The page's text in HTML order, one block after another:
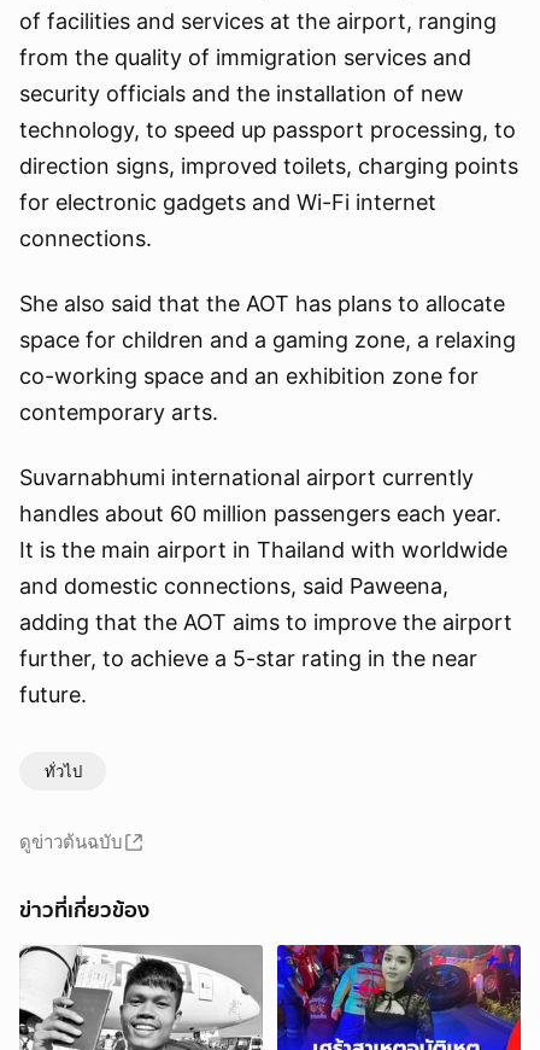
of facilities and services at the airport, ranging
from the quality of immigration services and
security officials and the installation of new
technology, to speed up passport processing, to
direction signs, improved toilets, charging points
for electronic gadgets and Wi-Fi internet
connections.
She also said that the AOT has plans to allocate
space for children and a gaming zone, a relaxing
co-working space and an exhibition zone for
contemporary arts.
Suvarnabhumi international airport currently
handles about 60 million passengers each year.
It is the main airport in Thailand with worldwide
and domestic connections, said Paweena,
adding that the AOT aims to improve the airport
further, to achieve a 5-star rating in the near
future.
ทั่วไป
ดูข่าวต้นฉบับ
ข่าวที่เกี่ยวข้อง